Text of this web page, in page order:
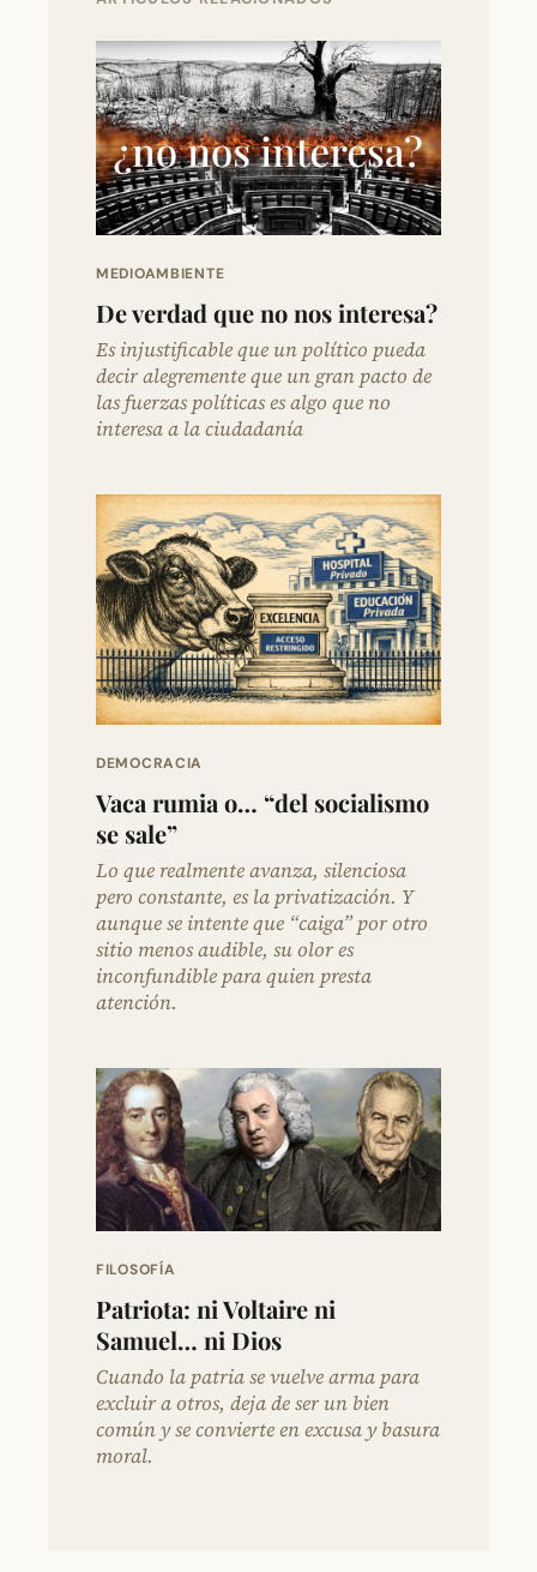
MEDIOAMBIENTE
De verdad que no nos interesa?
Es injustificable que un político pueda
decir alegremente que un gran pacto de
las fuerzas políticas es algo que no
interesa a la ciudadanía
DEMOCRACIA
Vaca rumia o… “del socialismo
se sale”
Lo que realmente avanza, silenciosa
pero constante, es la privatización. Y
aunque se intente que “caiga” por otro
sitio menos audible, su olor es
inconfundible para quien presta
atención.
FILOSOFÍA
Patriota: ni Voltaire ni
Samuel… ni Dios
Cuando la patria se vuelve arma para
excluir a otros, deja de ser un bien
común y se convierte en excusa y basura
moral.